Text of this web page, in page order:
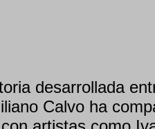
desarrollada
Calvo ha